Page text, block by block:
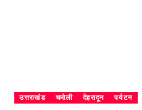
उत्तराखंड चमोली देहरादून पर्यटन